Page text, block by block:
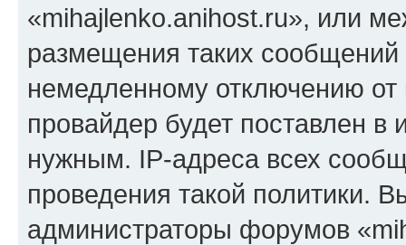
«mihajlenko.anihost.ru», или
размещения таких
немедленному отключению
провайдер будет поставлен в
нужным. IP-адреса всех
проведения такой политики.
администраторы форумов